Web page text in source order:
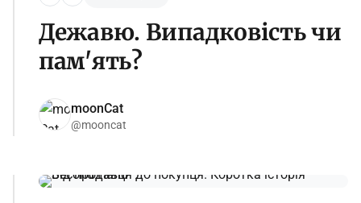
Дежавю. Випадковість чи
пам'ять?
moonCat
@mooncat